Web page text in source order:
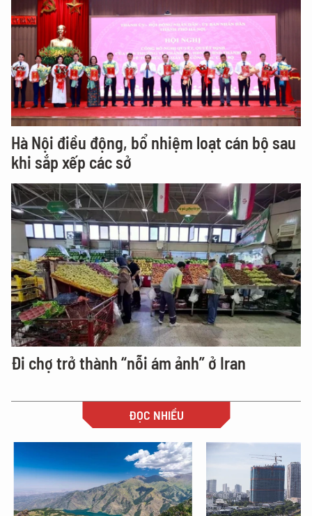
Hà Nội điều động, bổ nhiệm loạt cán bộ sau
khi sắp xếp các sở
Đi chợ trở thành “nỗi ám ảnh” ở Iran
ĐỌC NHIỀU